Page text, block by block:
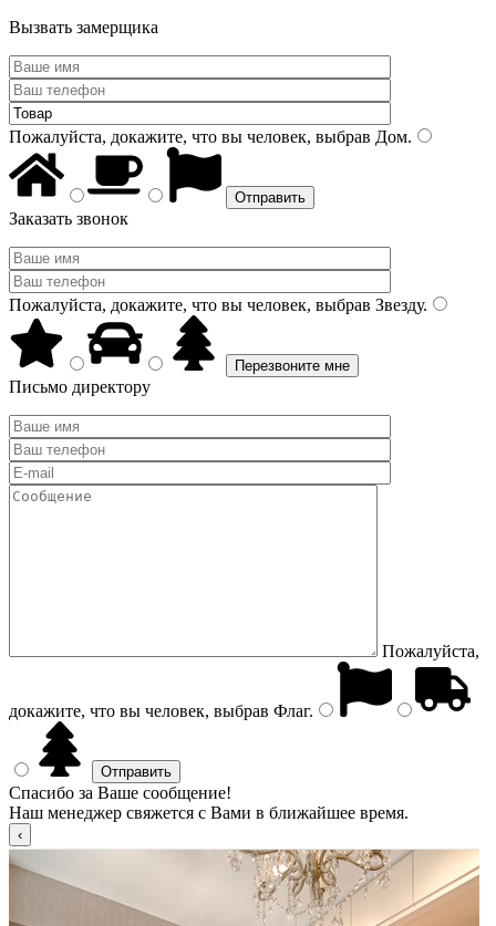
Вызвать замерщика
Пожалуйста, докажите, что вы человек, выбрав Дом.
Заказать звонок
Пожалуйста, докажите, что вы человек, выбрав Звезду.
Письмо директору
Пожалуйста,
докажите, что вы человек, выбрав Флаг.
Спасибо за Ваше сообщение!
Наш менеджер свяжется с Вами в ближайшее время.